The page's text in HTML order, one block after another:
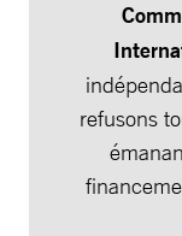
refusons